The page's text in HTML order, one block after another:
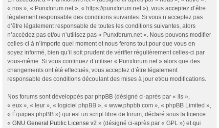
« nos », « Punxforum.net », « https://punxforum.net »), vous acceptez d’être
légalement responsable des conditions suivantes. Si vous n’acceptez pas
d’être légalement responsable de toutes les conditions suivantes, alors
n’accédez pas et/ou n’utilisez pas « Punxforum.net ». Nous pouvons modifier
celles-ci à n’importe quel moment et nous ferons tout pour que vous en
soyez informé, bien qu’il soit prudent de vérifier régulièrement celles-ci par
vous-même. Si vous continuez d’utiliser « Punxforum.net » alors que des
changements ont été effectués, vous acceptez d’être légalement
responsable des conditions découlant des mises à jour et/ou modifications.
Nos forums sont développés par phpBB (désigné ci-après par « ils »,
« eux », « leur », « logiciel phpBB », « www.phpbb.com », « phpBB Limited »,
« Équipes phpBB ») qui est un script libre de forum, déclaré sous la licence
« GNU General Public License v2 » (désigné ci-après par « GPL ») et qui